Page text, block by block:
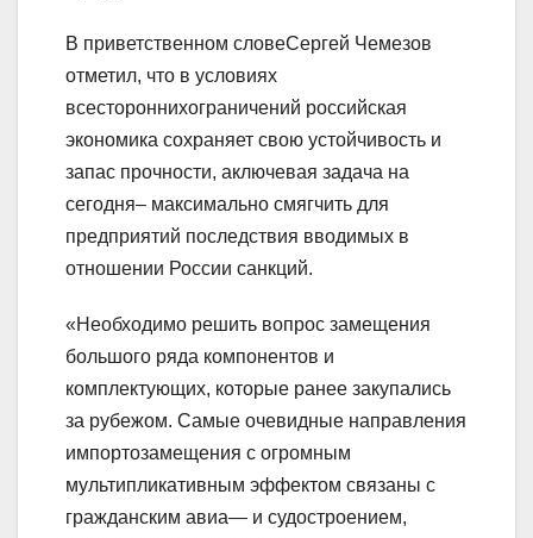
В приветственном словеСергей Чемезов
отметил, что в условиях
всестороннихограничений российская
экономика сохраняет свою устойчивость и
запас прочности, аключевая задача на
сегодня– максимально смягчить для
предприятий последствия вводимых в
отношении России санкций.
«Необходимо решить вопрос замещения
большого ряда компонентов и
комплектующих, которые ранее закупались
за рубежом. Самые очевидные направления
импортозамещения с огромным
мультипликативным эффектом связаны с
гражданским авиа— и судостроением,